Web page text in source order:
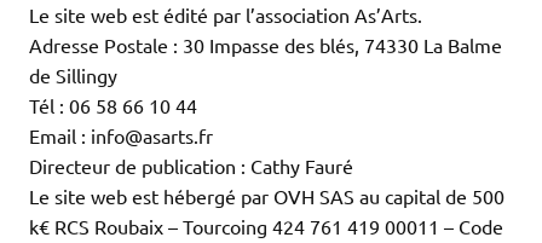
Le site web est édité par l’association As’Arts.
Adresse Postale : 30 Impasse des blés, 74330 La Balme
de Sillingy
Tél : 06 58 66 10 44
Email : info@asarts.fr
Directeur de publication : Cathy Fauré
Le site web est hébergé par OVH SAS au capital de 500
k€ RCS Roubaix – Tourcoing 424 761 419 00011 – Code